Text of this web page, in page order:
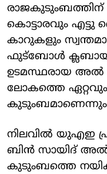
രാജകുടുംബത്തിന്
കൊട്ടാരവും എട്ടു
കാറുകളും
ഫുട്‌ബോള്‍ ക്ലബായ
ഉടമസ്ഥരായ അല്‍
ലോകത്തെ
കുടുംബമാണെന്നും
നിലവില്‍ യുഎഇ
ബിന്‍ സായിദ്
കുടുംബത്തെ